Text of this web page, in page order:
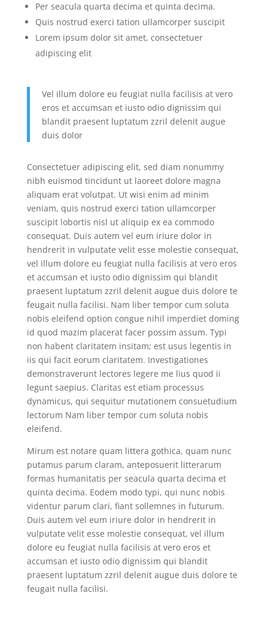
Per seacula quarta decima et quinta decima.
Quis nostrud exerci tation ullamcorper suscipit
Lorem ipsum dolor sit amet, consectetuer
adipiscing elit
Vel illum dolore eu feugiat nulla facilisis at vero
eros et accumsan et iusto odio dignissim qui
blandit praesent luptatum zzril delenit augue
duis dolor
Consectetuer adipiscing elit, sed diam nonummy
nibh euismod tincidunt ut laoreet dolore magna
aliquam erat volutpat. Ut wisi enim ad minim
veniam, quis nostrud exerci tation ullamcorper
suscipit lobortis nisl ut aliquip ex ea commodo
consequat. Duis autem vel eum iriure dolor in
hendrerit in vulputate velit esse molestie consequat,
vel illum dolore eu feugiat nulla facilisis at vero eros
et accumsan et iusto odio dignissim qui blandit
praesent luptatum zzril delenit augue duis dolore te
feugait nulla facilisi. Nam liber tempor cum soluta
nobis eleifend option congue nihil imperdiet doming
id quod mazim placerat facer possim assum. Typi
non habent claritatem insitam; est usus legentis in
iis qui facit eorum claritatem. Investigationes
demonstraverunt lectores legere me lius quod ii
legunt saepius. Claritas est etiam processus
dynamicus, qui sequitur mutationem consuetudium
lectorum Nam liber tempor cum soluta nobis
eleifend.
Mirum est notare quam littera gothica, quam nunc
putamus parum claram, anteposuerit litterarum
formas humanitatis per seacula quarta decima et
quinta decima. Eodem modo typi, qui nunc nobis
videntur parum clari, fiant sollemnes in futurum.
Duis autem vel eum iriure dolor in hendrerit in
vulputate velit esse molestie consequat, vel illum
dolore eu feugiat nulla facilisis at vero eros et
accumsan et iusto odio dignissim qui blandit
praesent luptatum zzril delenit augue duis dolore te
feugait nulla facilisi.